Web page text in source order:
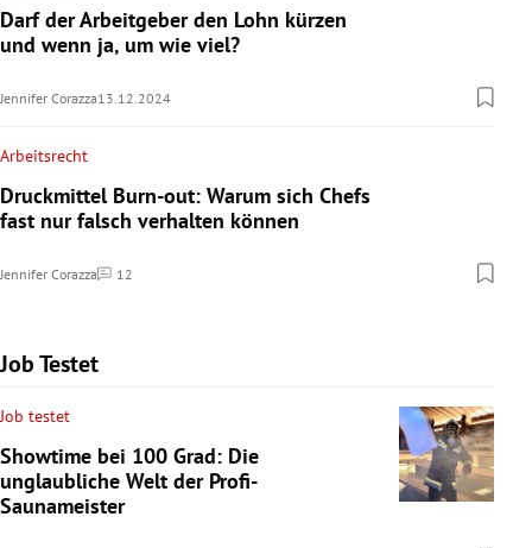
Darf der Arbeitgeber den Lohn kürzen
und wenn ja, um wie viel?
Jennifer Corazza13.12.2024
Arbeitsrecht
Druckmittel Burn-out: Warum sich Chefs
fast nur falsch verhalten können
Jennifer Corazza 12
Kommentare
Job Testet
Job testet
Showtime bei 100 Grad: Die
unglaubliche Welt der Profi-
Saunameister